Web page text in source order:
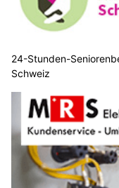
24-Stunden-
Schweiz